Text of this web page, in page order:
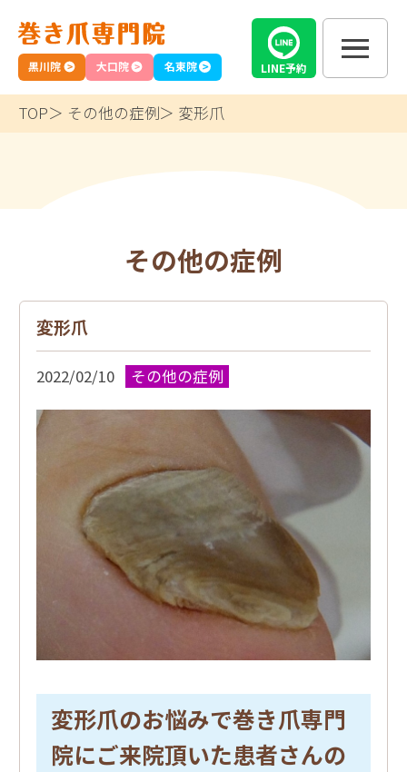
名東院
黒川院 大口院 LINE予約
TOP その他の症例 変形爪
その他の症例
変形爪
2022/02/10 その他の症例
変形爪のお悩みで巻き爪専門
院にご来院頂いた患者さんの